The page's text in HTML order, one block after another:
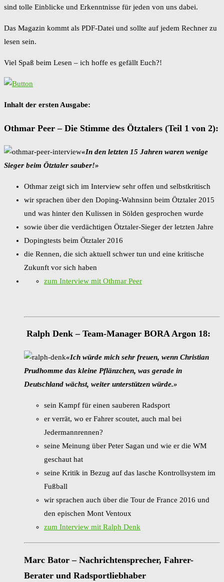
sind tolle Einblicke und Erkenntnisse für jeden von uns dabei.
Das Magazin kommt als PDF-Datei und sollte auf jedem Rechner zu
lesen sein.
Viel Spaß beim Lesen – ich hoffe es gefällt Euch?!
Inhalt der ersten Ausgabe:
Othmar Peer – Die Stimme des Ötztalers (Teil 1 von 2):
«In den letzten 15 Jahren waren wenige
Sieger beim Ötztaler sauber!»
Othmar zeigt sich im Interview sehr offen und selbstkritisch
wir sprachen über den Doping-Wahnsinn beim Ötztaler 2015
und was hinter den Kulissen in Sölden gesprochen wurde
sowie über die verdächtigen Ötztaler-Sieger der letzten Jahre
Dopingtests beim Ötztaler 2016
die Rennen, die sich aktuell schwer tun und eine kritische
Zukunft vor sich haben
zum Interview mit Othmar Peer
Ralph Denk – Team-Manager BORA Argon 18:
«Ich würde mich sehr freuen, wenn Christian
Prudhomme das kleine Pflänzchen, was gerade in
Deutschland wächst, weiter unterstützen würde.»
sein Kampf für einen sauberen Radsport
er verrät, wo er Fahrer scoutet, auch mal bei
Jedermannrennen?
seine Meinung über Peter Sagan und wie er die WM
geschaut hat
seine Kritik in Bezug auf das lasche Kontrollsystem im
Fußball
wir sprachen auch über die Tour de France 2016 und
den epischen Mont Ventoux
zum Interview mit Ralph Denk
Marc Bator – Nachrichtensprecher, Fahrer-
Berater und Radsportliebhaber